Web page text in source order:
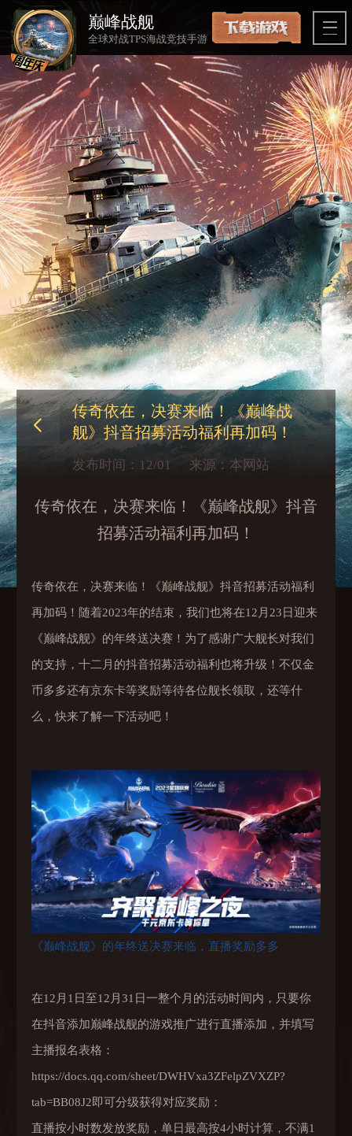
巅峰战舰
全球对战TPS海战竞技手游
传奇依在，决赛来临！《巅峰战
舰》抖音招募活动福利再加码！
发布时间： 12/01 来源：本网站
传奇依在，决赛来临！《巅峰战舰》抖音
招募活动福利再加码！
传奇依在，决赛来临！《巅峰战舰》抖音招募活动福利
再加码！随着2023年的结束，我们也将在12月23日迎来
《巅峰战舰》的年终送决赛！为了感谢广大舰长对我们
的支持，十二月的抖音招募活动福利也将升级！不仅金
币多多还有京东卡等奖励等待各位舰长领取，还等什
么，快来了解一下活动吧！
《巅峰战舰》的年终送决赛来临，直播奖励多多
在12月1日至12月31日一整个月的活动时间内，只要你
在抖音添加巅峰战舰的游戏推广进行直播添加，并填写
主播报名表格：
https://docs.qq.com/sheet/DWHVxa3ZFelpZVXZP?
tab=BB08J2即可分级获得对应奖励：
直播按小时数发放奖励，单日最高按4小时计算，不满1